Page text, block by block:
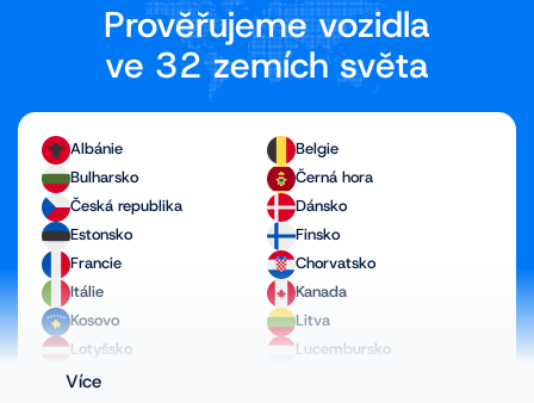
Prověřujeme vozidla
ve 32 zemích světa
Albánie
Belgie
Bulharsko
Černá hora
Česká republika
Dánsko
Estonsko
Finsko
Francie
Chorvatsko
Itálie
Kanada
Kosovo
Litva
Lotyšsko
Lucembursko
Maďarsko
Více